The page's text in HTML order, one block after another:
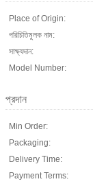
Place of Origin:
পরিচিতিমুলক নাম:
সাক্ষ্যদান:
Model Number:
প্রদান
Min Order:
Packaging:
Delivery Time:
Payment Terms: